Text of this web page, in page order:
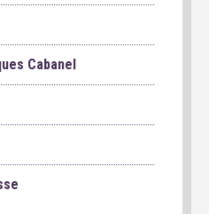
Cabanel